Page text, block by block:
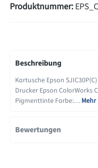
Produktnummer:
Beschreibung
Kartusche Epson
Drucker Epson ColorWorks
Pigmenttinte Farbe:… Mehr
Bewertungen